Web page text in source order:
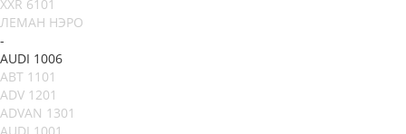
XXR 6101
ЛЕМАН НЭРО
-
AUDI 1006
ABT 1101
ADV 1201
ADVAN 1301